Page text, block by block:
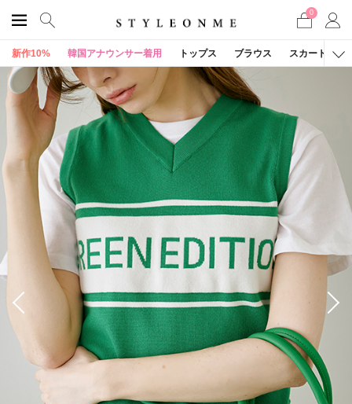
0
新作10% 韓国アナウンサー着用 トップス ブラウス スカート